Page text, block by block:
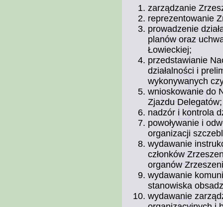
zarządzanie
reprezentowanie
prowadzenie
planów oraz
Łowieckiej;
przedstawianie
działalności i
wykonywanych
wnioskowanie do
Zjazdu Delegatów;
nadzór i kontrola
powoływanie i
organizacji
wydawanie
członków
organów
wydawanie
stanowiska
wydawanie